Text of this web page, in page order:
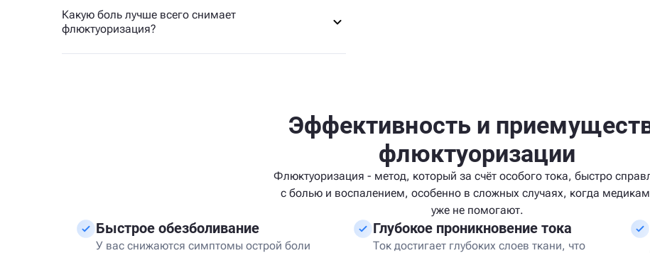
Какую боль лучше всего снимает
флюктуоризация?
Эффективность и
флюктуоризации
Флюктуоризация - метод, который за счёт особого тока, быстро
с болью и воспалением, особенно в сложных случаях, когда
уже не помогают.
Быстрое обезболивание
У вас снижаются симптомы острой боли
Глубокое проникновение тока
Ток достигает глубоких слоев ткани, что